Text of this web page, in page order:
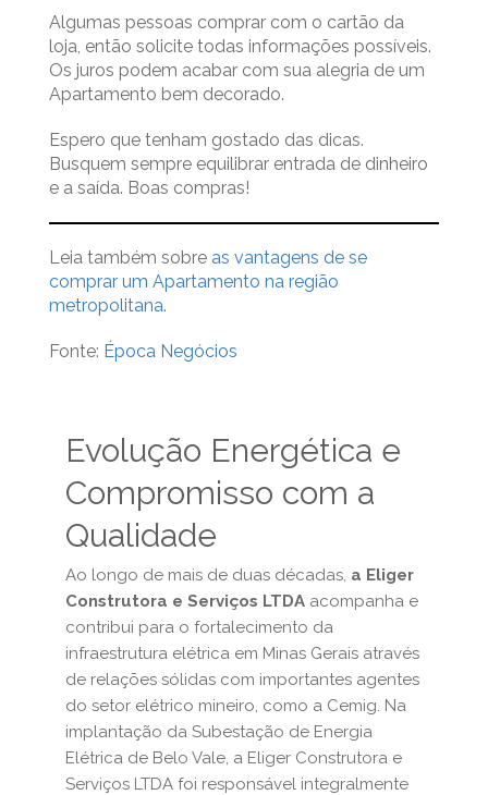
Algumas pessoas comprar com o cartão da
loja, então solicite todas informações possíveis.
Os juros podem acabar com sua alegria de um
Apartamento bem decorado.
Espero que tenham gostado das dicas.
Busquem sempre equilibrar entrada de dinheiro
e a saída. Boas compras!
Leia também sobre as vantagens de se
comprar um Apartamento na região
metropolitana.
Fonte: Época Negócios
Evolução Energética e
Compromisso com a
Qualidade
Ao longo de mais de duas décadas, a Eliger
Construtora e Serviços LTDA acompanha e
contribui para o fortalecimento da
infraestrutura elétrica em Minas Gerais através
de relações sólidas com importantes agentes
do setor elétrico mineiro, como a Cemig. Na
implantação da Subestação de Energia
Elétrica de Belo Vale, a Eliger Construtora e
Serviços LTDA foi responsável integralmente